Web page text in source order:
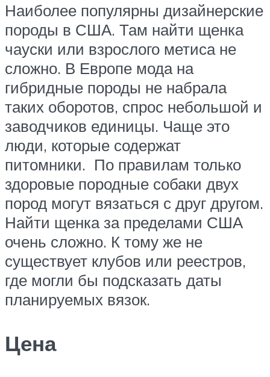
Наиболее популярны дизайнерские
породы в США. Там найти щенка
чауски или взрослого метиса не
сложно. В Европе мода на
гибридные породы не набрала
таких оборотов, спрос небольшой и
заводчиков единицы. Чаще это
люди, которые содержат
питомники. По правилам только
здоровые породные собаки двух
пород могут вязаться с друг другом.
Найти щенка за пределами США
очень сложно. К тому же не
существует клубов или реестров,
где могли бы подсказать даты
планируемых вязок.
Цена